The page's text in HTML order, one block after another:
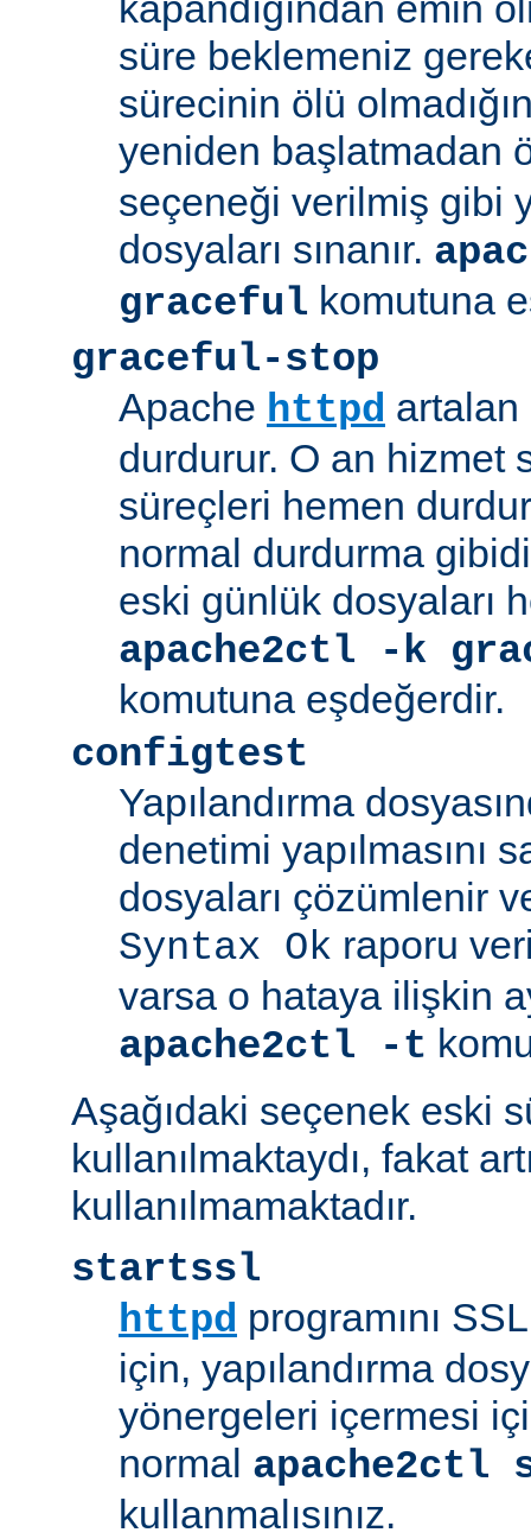
süre beklemeniz
sürecinin ölü
yeniden başlatmadan
seçeneği verilmiş gibi
dosyaları sınanır.
graceful komutuna
graceful-stop
Apache httpd
durdurur. O an hizmet
süreçleri hemen
normal durdurma
eski günlük dosyaları
apache2ctl -k
komutuna eşdeğerdir.
configtest
Yapılandırma
denetimi yapılmasını
dosyaları çözümlenir
Syntax Ok raporu
varsa o hataya ilişkin
apache2ctl -t
Aşağıdaki seçenek eski
kullanılmaktaydı, fakat
kullanılmamaktadır.
startssl
httpd programını
için, yapılandırma
yönergeleri içermesi
normal apache2ctl
kullanmalısınız.